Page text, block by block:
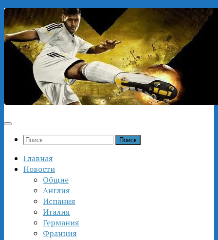
Перейти
к
содержимому
Найти:
Главная
Новости
Общие
Англия
Испания
Италия
Германия
Франция